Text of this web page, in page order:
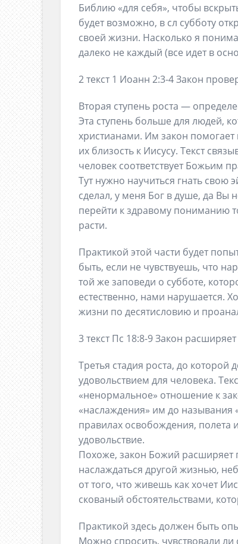
Библию «для себя», чтобы
будет возможно, в сл субботу
своей жизни. Насколько я
далеко не каждый (все идет в
2 текст 1 Иоанн 2:3-4 Закон
Вторая ступень роста —
Эта ступень больше для людей,
христианами. Им закон
их близость к Иисусу. Текст
человек соответствует Божьим
Тут нужно научиться гнать свою
сделал, у меня Бог в душе, да Вы
перейти к здравому пониманию
расти.
Практикой этой части будет
быть, если не чувствуешь, что
той же заповеди о субботе,
естественно, нами нарушается.
жизни по десятисловию и
3 текст Пс 18:8-9 Закон
Третья стадия роста, до которой
удовольствием для человека.
«ненормальное» отношение к
«наслаждения» им до
правилах освобождения, полета
удовольствие.
Похоже, закон Божий расширяет
наслаждаться другой жизнью,
от того, что живешь как хочет
скованый обстоятельствами,
Практикой здесь должен быть
Можно спросить, чувствовали